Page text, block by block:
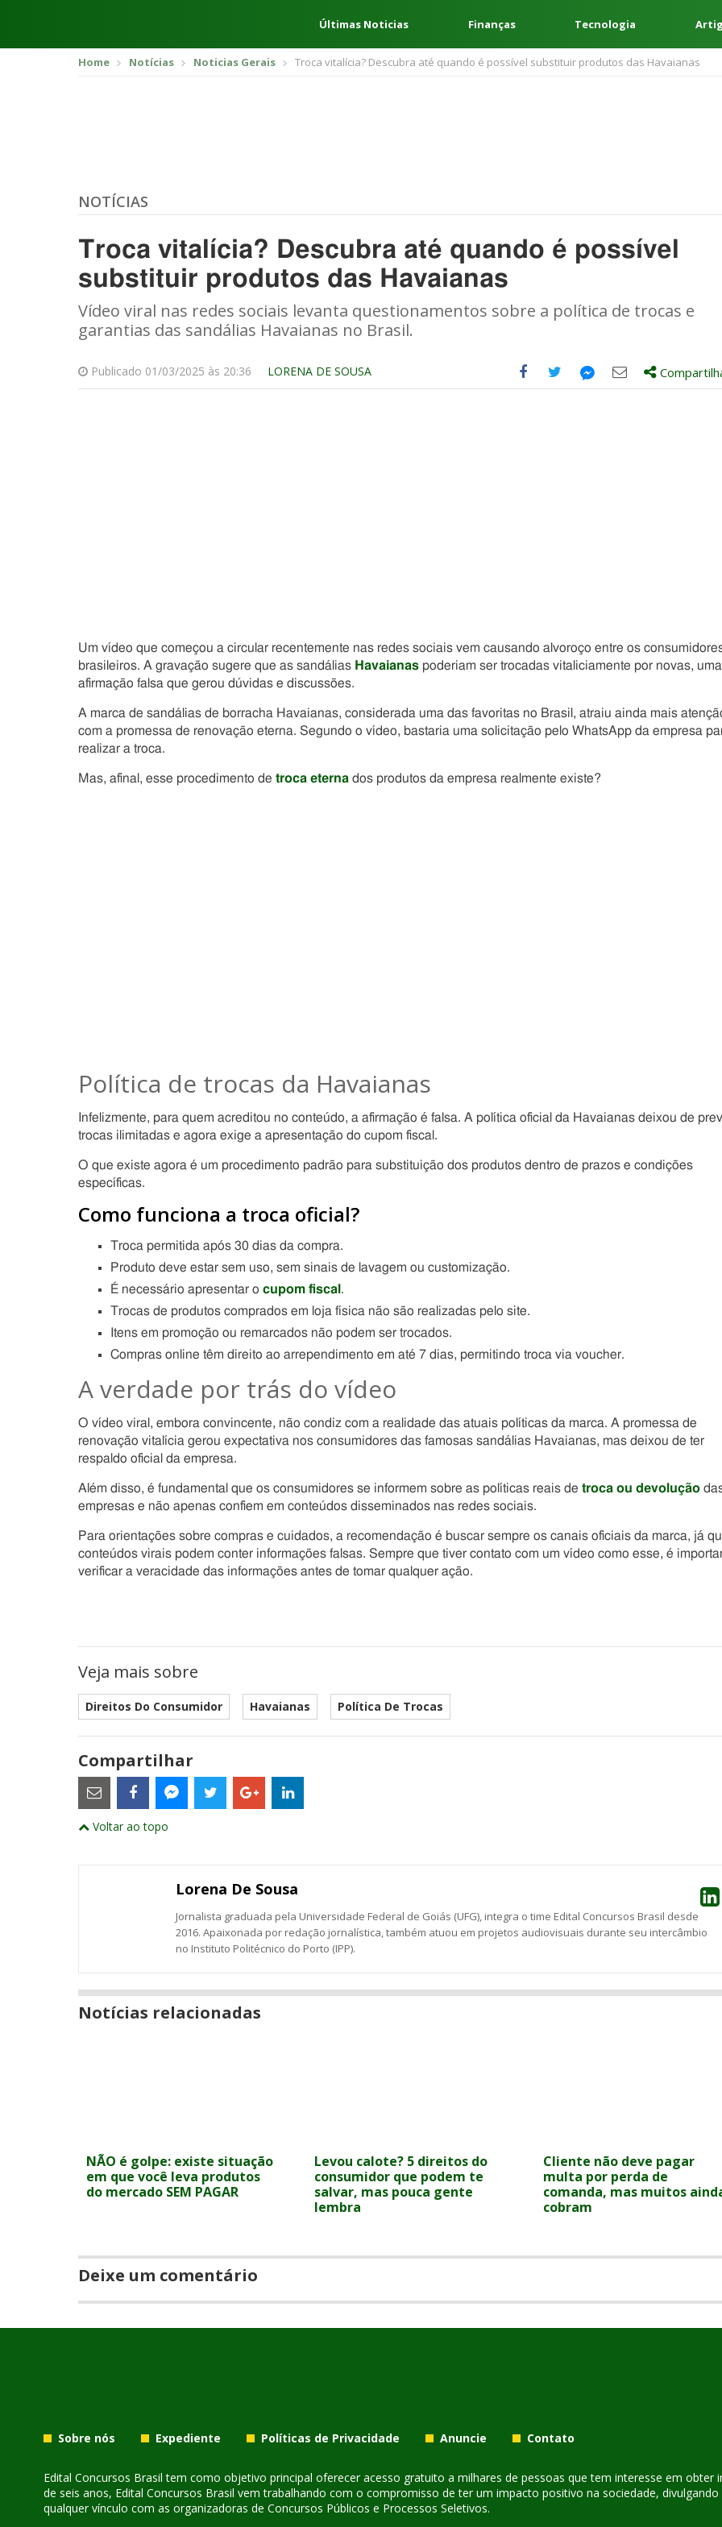
Últimas Noticias Finanças Tecnologia
Home Notícias Noticias Gerais Troca vitalícia? Descubra até quando é possível substituir produtos das Havaianas
NOTÍCIAS
Troca vitalícia? Descubra até quando é possível
substituir produtos das Havaianas
Vídeo viral nas redes sociais levanta questionamentos sobre a política de trocas e
garantias das sandálias Havaianas no Brasil.
Publicado 01/03/2025 às 20:36 LORENA DE SOUSA
Compartilhe
CompartilheCompartilhe
Um vídeo que começou a circular recentemente nas redes sociais vem causando alvoroço entre os
brasileiros. A gravação sugere que as sandálias Havaianas poderiam ser trocadas vitaliciamente por novas, uma
afirmação falsa que gerou dúvidas e discussões.
A marca de sandálias de borracha Havaianas, considerada uma das favoritas no Brasil, atraiu ainda mais
com a promessa de renovação eterna. Segundo o vídeo, bastaria uma solicitação pelo WhatsApp da empresa
realizar a troca.
Mas, afinal, esse procedimento de troca eterna dos produtos da empresa realmente existe?
Política de trocas da Havaianas
Infelizmente, para quem acreditou no conteúdo, a afirmação é falsa. A política oficial da Havaianas deixou de
trocas ilimitadas e agora exige a apresentação do cupom fiscal.
O que existe agora é um procedimento padrão para substituição dos produtos dentro de prazos e condições
específicas.
Como funciona a troca oficial?
Troca permitida após 30 dias da compra.
Produto deve estar sem uso, sem sinais de lavagem ou customização.
É necessário apresentar o cupom fiscal .
Trocas de produtos comprados em loja física não são realizadas pelo site.
Itens em promoção ou remarcados não podem ser trocados.
Compras online têm direito ao arrependimento em até 7 dias, permitindo troca via voucher.
A verdade por trás do vídeo
O vídeo viral, embora convincente, não condiz com a realidade das atuais políticas da marca. A promessa de
renovação vitalícia gerou expectativa nos consumidores das famosas sandálias Havaianas, mas deixou de ter
respaldo oficial da empresa.
Além disso, é fundamental que os consumidores se informem sobre as políticas reais de troca ou devolução
empresas e não apenas confiem em conteúdos disseminados nas redes sociais.
Para orientações sobre compras e cuidados, a recomendação é buscar sempre os canais oficiais da marca, já
conteúdos virais podem conter informações falsas. Sempre que tiver contato com um vídeo como esse, é
verificar a veracidade das informações antes de tomar qualquer ação.
Veja mais sobre
Direitos Do Consumidor Havaianas Política De Trocas
Compartilhar
Estes
são
links
externos
abrirão
este este
Voltar ao topo
Lorena De Sousa
Jornalista graduada pela Universidade Federal de Goiás (UFG), integra o time Edital Concursos Brasil desde
2016. Apaixonada por redação jornalística, também atuou em projetos audiovisuais durante seu intercâmbio
no Instituto Politécnico do Porto (IPP).
Notícias relacionadas
NÃO é golpe: existe situação
em que você leva produtos
do mercado SEM PAGAR
Levou calote? 5 direitos do
consumidor que podem te
salvar, mas pouca gente
lembra
Cliente não deve pagar
multa por perda de
comanda, mas muitos
cobram
Deixe um comentário
Sobre nós Expediente Políticas de Privacidade Anuncie Contato
Edital Concursos Brasil tem como objetivo principal oferecer acesso gratuito a milhares de pessoas que tem interesse em
de seis anos, Edital Concursos Brasil vem trabalhando com o compromisso de ter um impacto positivo na sociedade,
qualquer vínculo com as organizadoras de Concursos Públicos e Processos Seletivos.